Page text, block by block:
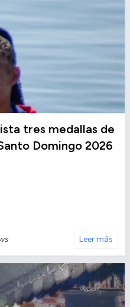
tres medallas de
Domingo 2026
Leer más